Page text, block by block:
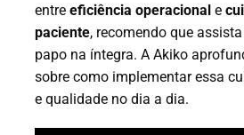
entre eficiência operacional e
paciente, recomendo que
papo na íntegra. A Akiko
sobre como implementar essa
e qualidade no dia a dia.